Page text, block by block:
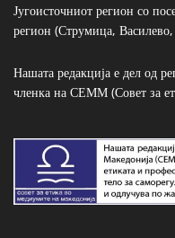
Југоисточниот регион со
регион (Струмица,
Нашата редакција е дел од
членка на СЕММ (Совет за